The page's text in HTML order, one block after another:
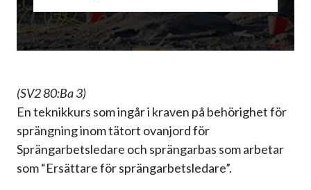
(SV2 80:Ba 3)
En teknikkurs som ingår i kraven på behörighet för
sprängning inom tätort ovanjord för
Sprängarbetsledare och sprängarbas som arbetar
som “Ersättare för sprängarbetsledare”.